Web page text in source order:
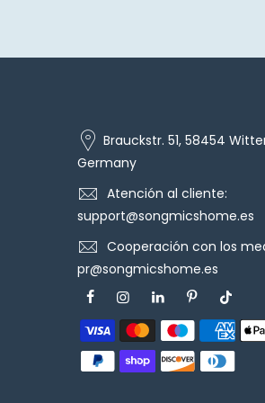
Brauckstr. 51, 58454
Germany
Atención al cliente:
support@songmicshome.es
Cooperación con los
pr@songmicshome.es